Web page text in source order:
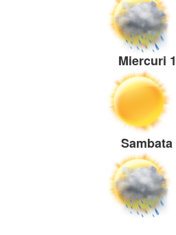
Miercuri
Sambata